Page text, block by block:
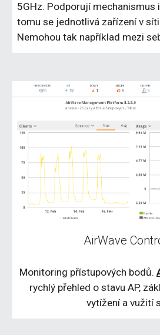
5GHz. Podporují mechanismus
tomu se jednotlivá zařízení v
Nemohou tak například mezi
AirWave
Monitoring přístupových bodů.
rychlý přehled o stavu AP,
vytížení a vužití